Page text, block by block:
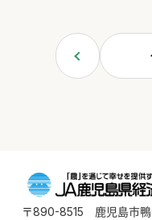
〒890-8515 鹿児島市鴨